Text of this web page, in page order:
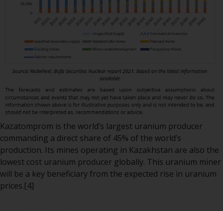
werden nur durch den aktuellen
Verkaufsprospekt angeboten. Der
Verkaufsprospekt enthält
vollständigere Informationen
über die Teilfonds, einschließlich
der Anlageziele, Gebühren und
Ausgaben. Der Verkaufsprospekt
und andere Informationen zu den
Teilfonds werden jedoch nicht
absichtlich an Personen in
Ländern verteilt, in denen eine
solche Verteilung gegen lokale
Gesetze oder Vorschriften
verstoßen würde.
Kazatomprom is the world’s largest uranium producer
commanding a direct share of 45% of the world’s
production. Its mines operating in Kazakhstan are also the
lowest cost uranium producer globally. This uranium miner
will be a key beneficiary from the expected rise in uranium
prices.[4]